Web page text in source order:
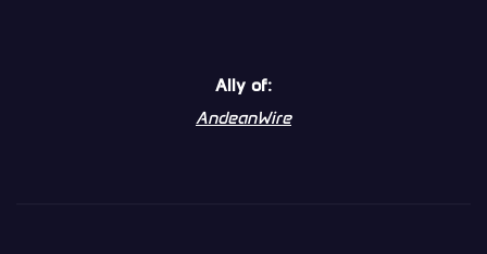
Ally of:
AndeanWire